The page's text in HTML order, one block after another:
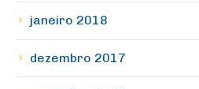
janeiro 2018
dezembro 2017